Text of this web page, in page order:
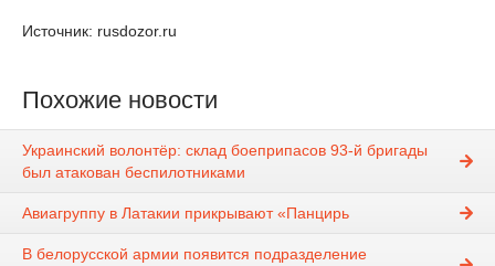
Источник: rusdozor.ru
Похожие новости
Украинский волонтёр: склад боеприпасов 93-й бригады
был атакован беспилотниками
Авиагруппу в Латакии прикрывают «Панцирь
В белорусской армии появится подразделение